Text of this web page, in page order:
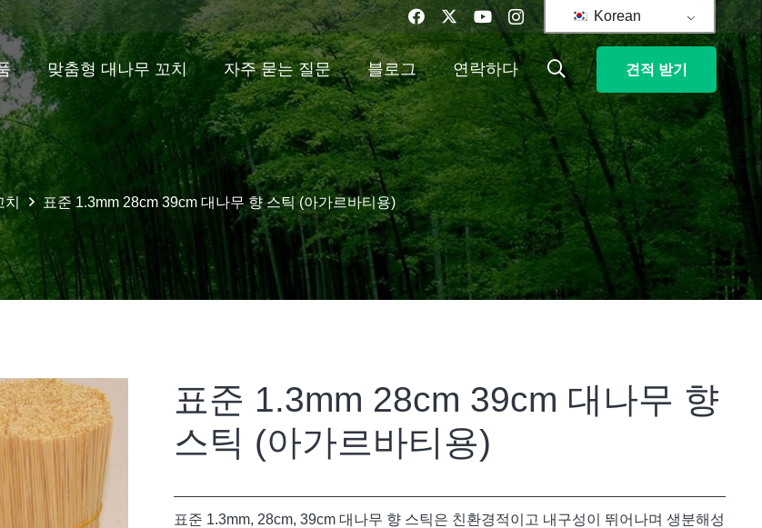
Korean
맞춤형 대나무 꼬치 자주 묻는 질문 블로그 연락하다 견적 받기
표준 1.3mm 28cm 39cm 대나무 향 스틱 (아가르바티용)
표준 1.3mm 28cm 39cm 대나무 향
스틱 (아가르바티용)
표준 1.3mm, 28cm, 39cm 대나무 향 스틱은 친환경적이고 내구성이 뛰어나며 생분해성